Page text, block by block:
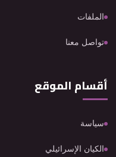
الملفات
تواصل معنا
أقسام الموقع
سياسة
الكيان الإسرائيلي